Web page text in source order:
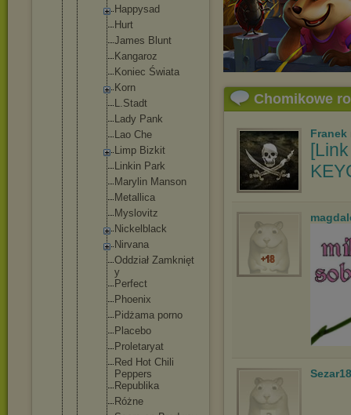
Happysad
Hurt
James Blunt
Kangaroz
Koniec Świata
Korn
L.Stadt
Lady Pank
Lao Che
Limp Bizkit
Linkin Park
Marylin Manson
Metallica
Myslovitz
Nickelbl ack
Nirvana
Oddział Zamknięt
y
Perfect
Phoenix
Pidżama porno
Placebo
Proletaryat
Red Hot Chili
Peppers
Republika
Różne
Chomikowe
Franek
Sezar18